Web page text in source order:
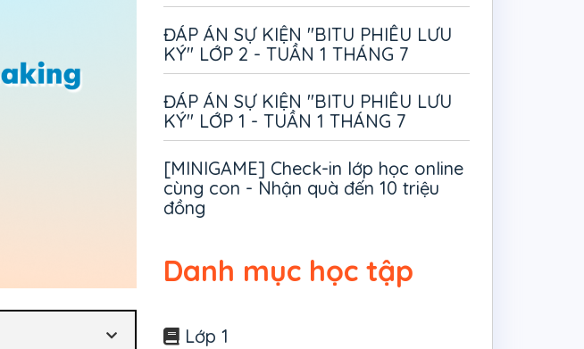
ĐÁP ÁN SỰ KIỆN "BITU PHIÊU LƯU
KÝ" LỚP 2 - TUẦN 1 THÁNG 7
ĐÁP ÁN SỰ KIỆN "BITU PHIÊU LƯU
KÝ" LỚP 1 - TUẦN 1 THÁNG 7
[MINIGAME] Check-in lớp học online
cùng con - Nhận quà đến 10 triệu
đồng
Danh mục học tập
Lớp 1